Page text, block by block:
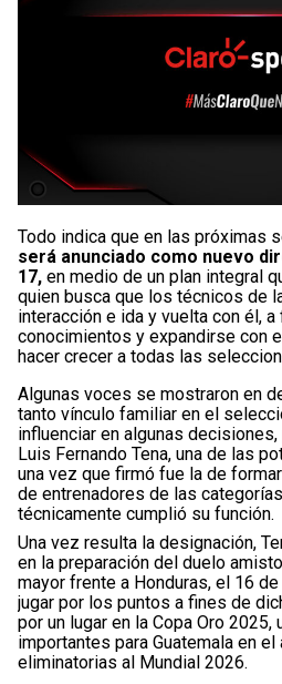
Todo indica que en las próximas
será anunciado como nuevo
17, en medio de un plan integral
quien busca que los técnicos de
interacción e ida y vuelta con él,
conocimientos y expandirse con
hacer crecer a todas las
Algunas voces se mostraron en
tanto vínculo familiar en el
influenciar en algunas
Luis Fernando Tena, una de las
una vez que firmó fue la de
de entrenadores de las
técnicamente cumplió su función.
Una vez resulta la designación,
en la preparación del duelo
mayor frente a Honduras, el 16
jugar por los puntos a fines de
por un lugar en la Copa Oro
importantes para Guatemala en
eliminatorias al Mundial 2026.